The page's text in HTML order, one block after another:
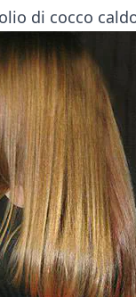
di cocco